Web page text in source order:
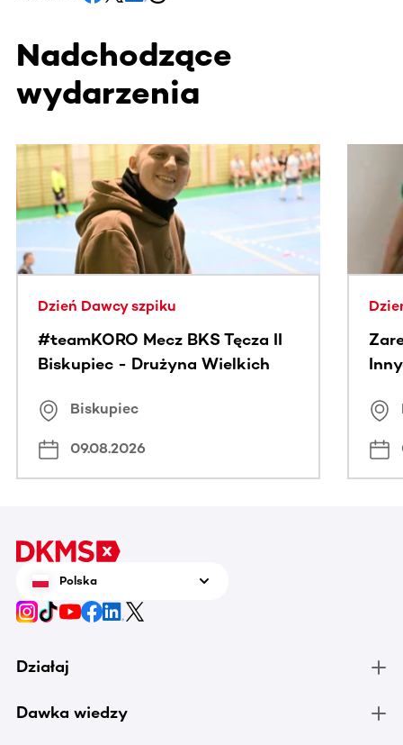
Nadchodzące
wydarzenia
Ta sekcja zawiera treści przewijane w poziomie. Użyj
Dzień Dawcy szpiku
#teamKORO Mecz BKS Tęcza II
Biskupiec - Drużyna Wielkich
Biskupiec
09.08.2026
Polska
Działaj
Dawka wiedzy